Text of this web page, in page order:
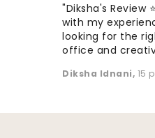
"Diksha's Review
with my
looking for the
office and
Diksha Idnani, 15